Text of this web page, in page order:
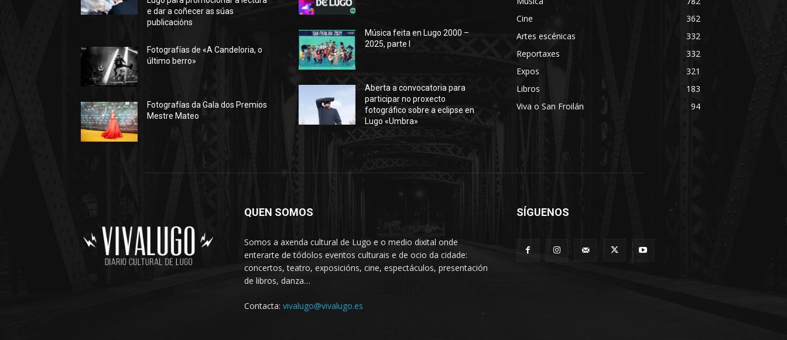
e dar a coñecer as súas
publicacións
Fotografías de «A Candeloria, o
último berro»
Fotografías da Gala dos Premios
Mestre Mateo
Música feita en Lugo 2000 –
2025, parte I
Aberta a convocatoria para
participar no proxecto
fotográfico sobre a eclipse en
Lugo «Umbra»
Cine
362
Artes escénicas
332
Reportaxes
332
Expos
321
Libros
183
Viva o San Froilán
94
QUEN SOMOS
Somos a axenda cultural de Lugo e o medio dixital onde
enterarte de tódolos eventos culturais e de ocio da cidade:
concertos, teatro, exposicións, cine, espectáculos, presentación
de libros, danza…
Contacta: vivalugo@vivalugo.es
SÍGUENOS